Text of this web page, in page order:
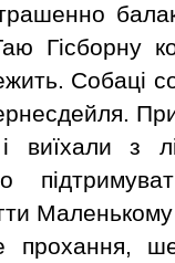
Гісборну
Собаці
виїхали з